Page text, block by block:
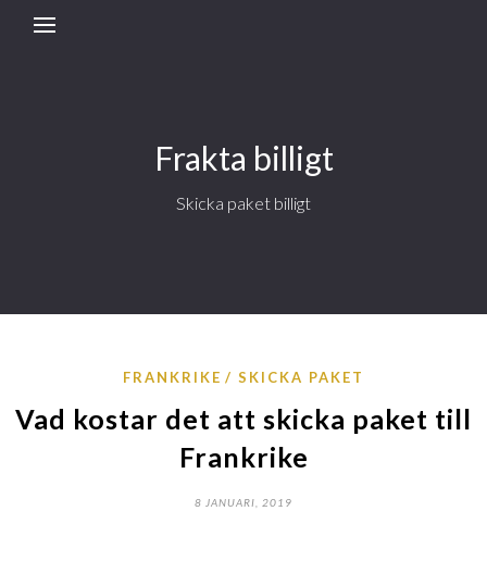
Frakta billigt
Skicka paket billigt
FRANKRIKE SKICKA PAKET
Vad kostar det att skicka paket till
Frankrike
8 JANUARI, 2019